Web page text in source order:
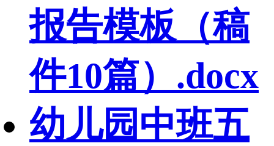
报告模板（稿
件10篇）.docx
幼儿园中班五